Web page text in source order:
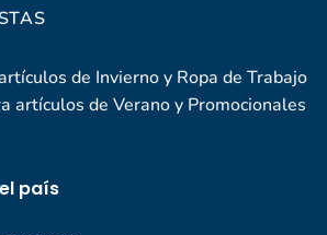
de Invierno y Ropa de Trabajo
artículos de Verano y Promocionales
país